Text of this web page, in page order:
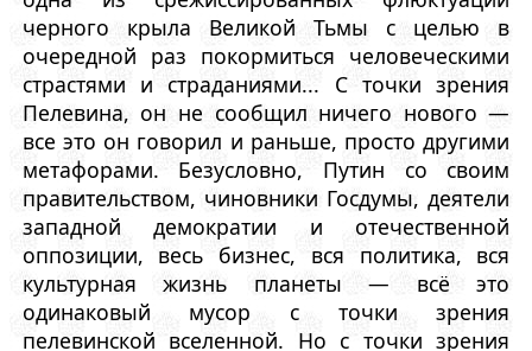
черного крыла Великой Тьмы с целью в
очередной раз покормиться человеческими
страстями и страданиями... С точки зрения
Пелевина, он не сообщил ничего нового —
все это он говорил и раньше, просто другими
метафорами. Безусловно, Путин со своим
правительством, чиновники Госдумы, деятели
западной демократии и отечественной
оппозиции, весь бизнес, вся политика, вся
культурная жизнь планеты — всё это
одинаковый мусор с точки зрения
пелевинской вселенной. Но с точки зрения